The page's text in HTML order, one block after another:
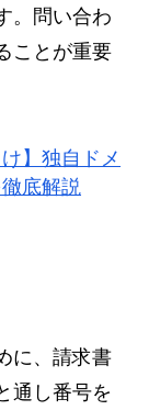
。問い合わ
ことが重要
】独自ドメ
底解説
に、請求書
通し番号を